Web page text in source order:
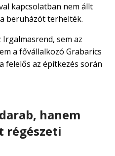
kapcsolatban nem állt
beruházót terhelték.
sem az
a fővállalkozó Grabarics
felelős az építkezés során
hanem
régészeti